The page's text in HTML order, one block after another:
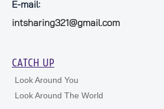
E-mail:
intsharing321@gmail.com
CATCH UP
Look Around You
Look Around The World